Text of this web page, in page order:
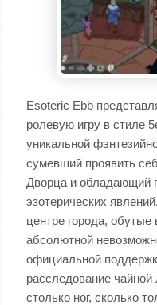
Esoteric Ebb
ролевую игру в стиле
уникальной
сумевший проявить
Дворца и обладающий
эзотерических
центре города,
абсолютной
официальной
расследование чайной
столько ног, сколько